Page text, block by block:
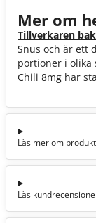
Mer om
Tillverkaren
Snus och är ett
portioner i olika
Chili 8mg har
Läs mer om
Läs